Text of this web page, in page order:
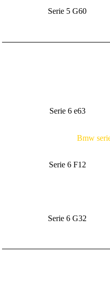
Serie 5 G60
Serie 6 e63
Serie 6 F12
Serie 6 G32